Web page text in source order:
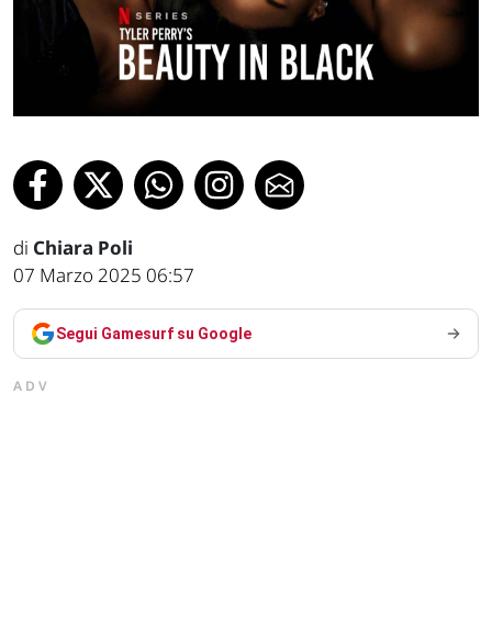
di Chiara Poli
07 Marzo 2025 06:57
Segui Gamesurf su Google
ADV